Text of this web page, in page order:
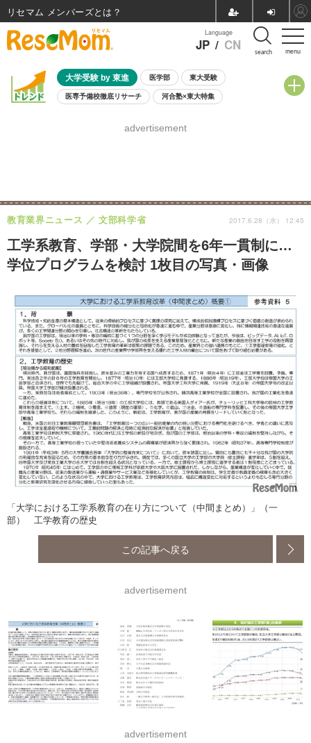
menu
Language
JP / CN search
大学受験 by 東進 医学部 東大受験
医専予備校徹底リサーチ 河合塾×東大特集
8月開催学校説明会・相談会
advertisement
工学系教育、学部・大学院間を6年一貫制に…
学位プログラムを検討 1枚目の写真・画像
教育業界ニュース 文部科学省 2017.6.28（水） 12:45
「大学における工学系教育の在り方について（中間まとめ）」（一
部） 工学教育の歴史
この記事へ戻る
advertisement
advertisement
リセマム メンバーズ